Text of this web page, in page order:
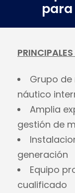
para
Grupo
náutico
Amplia
gestión de
generación
Equipo
cualificado